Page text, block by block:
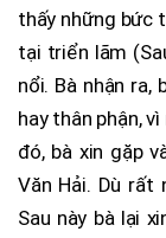
thấy những bức
tại triển lãm
nổi. Bà nhận ra,
hay thân phận,
đó, bà xin gặp
Văn Hải. Dù rất
Sau này bà lại